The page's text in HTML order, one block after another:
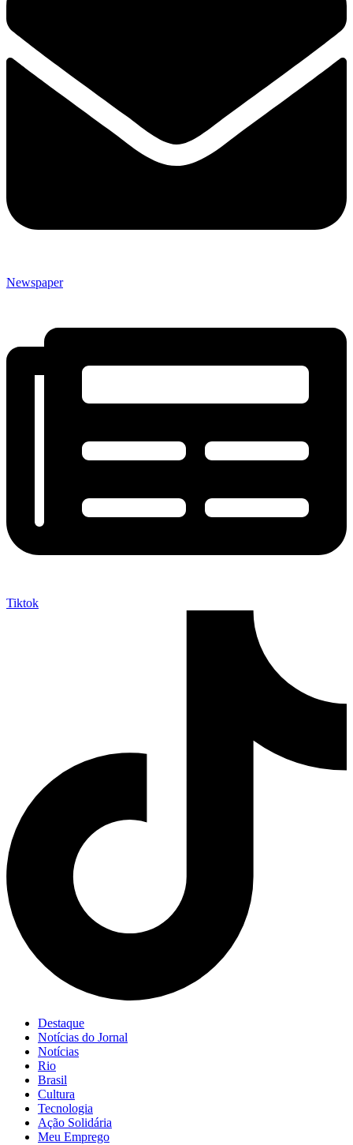
Newspaper
Tiktok
Destaque
Notícias do Jornal
Notícias
Rio
Brasil
Cultura
Tecnologia
Ação Solidária
Meu Emprego